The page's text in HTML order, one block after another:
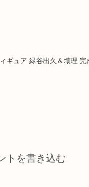
ギュア 緑谷出久＆壊理 完
トを書き込む